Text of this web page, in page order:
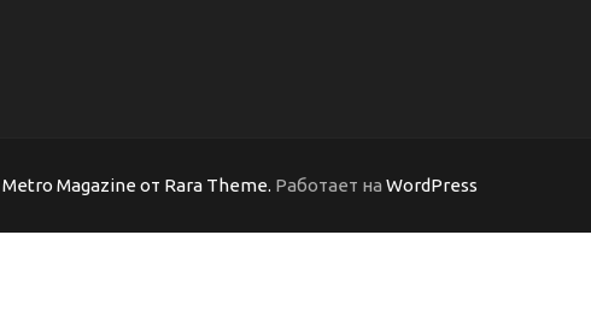
Metro Magazine от Rara Theme. Работает на WordPress